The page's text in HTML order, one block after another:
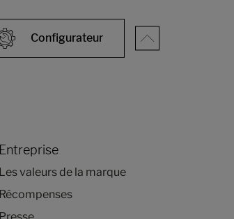
Configurateur
Entreprise
Les valeurs de la marque
Récompenses